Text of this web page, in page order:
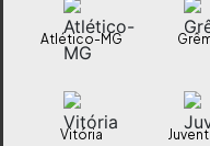
Atlético-MG
Vitória